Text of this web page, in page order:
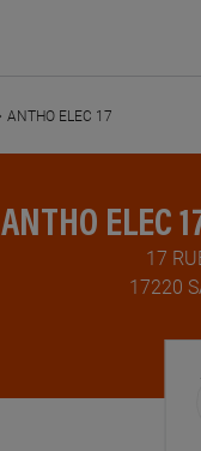
ANTHO ELEC 17
ANTHO ELEC
17
17220